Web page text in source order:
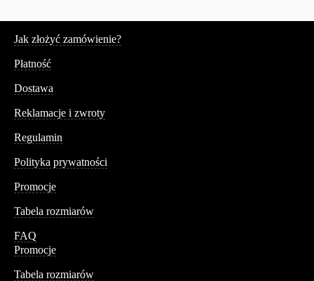
Jak złożyć zamówienie?
Płatność
Dostawa
Reklamacje i zwroty
Regulamin
Polityka prywatności
Promocje
Tabela rozmiarów
FAQ
Promocje
Tabela rozmiarów